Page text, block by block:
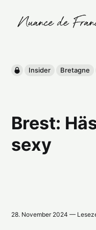
Insider Bretagne
Brest:
sexy
28. November 2024 —